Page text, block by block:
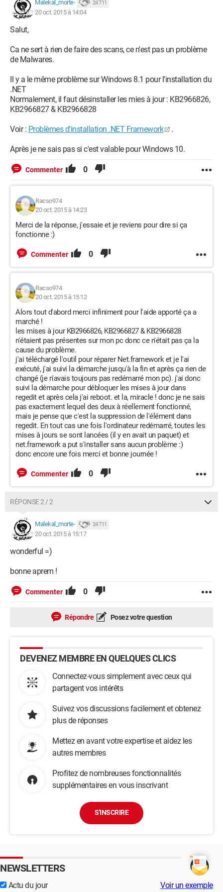
Malekal_morte- 24 711
20 oct. 2015 à 14:04
Salut,
Ca ne sert à rien de faire des scans, ce n'est pas un problème
de Malwares.
Il y a le même problème sur Windows 8.1 pour l'installation du
.NET
Normalement, il faut désinstaller les mies à jour : KB2966826,
KB2966827 & KB2966828
Voir : Problèmes d'installation .NET Framework .
Après je ne sais pas si c'est valable pour Windows 10.
Commenter 0
Racso974
20 oct. 2015 à 14:23
Merci de la réponse, j'essaie et je reviens pour dire si ça
fonctionne :)
Commenter 0
Racso974
20 oct. 2015 à 15:12
Alors tout d'abord merci infiniment pour l'aide apporté ça a
marché !
les mises à jour KB2966826, KB2966827 & KB2966828
n'étaient pas présentes sur mon pc donc ce n'était pas ça la
cause du problème.
j'ai téléchargé l'outil pour réparer Net.framework et je l'ai
exécuté, j'ai suivi la démarche jusqu'à la fin et après ça rien de
changé (je n'avais toujours pas redémarré mon pc). j'ai donc
suivi la démarche pour débloquer les mises à jour dans
regedit et après cela j'ai reboot. et la, miracle ! donc je ne sais
pas exactement lequel des deux à réellement fonctionné,
mais je pense que c'est la suppression de l'élément dans
regedit. En tout cas une fois l'ordinateur redémarré, toutes les
mises à jours se sont lancées (il y en avait un paquet) et
net.framework a put s'installer sans aucun problème :)
donc encore une fois merci et bonne journée !
Commenter 0
RÉPONSE 2 / 2
Malekal_morte- 24 711
20 oct. 2015 à 15:17
wonderful =)
bonne aprem !
Commenter 0
Répondre Posez votre question
DEVENEZ MEMBRE EN QUELQUES CLICS
Connectez-vous simplement avec ceux qui
partagent vos intérêts
Suivez vos discussions facilement et obtenez
plus de réponses
Mettez en avant votre expertise et aidez les
autres membres
Profitez de nombreuses fonctionnalités
supplémentaires en vous inscrivant
S'INSCRIRE
NEWSLETTERS
Actu du jour Voir un exemple